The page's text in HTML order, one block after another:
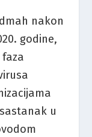
nakon
godine,
u